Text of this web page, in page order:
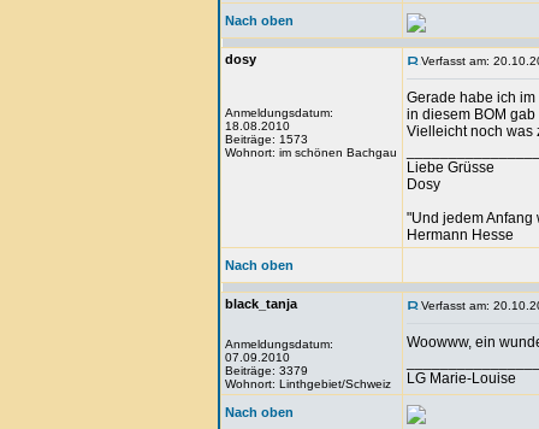
Nach oben
dosy
Anmeldungsdatum:
18.08.2010
Beiträge: 1573
Wohnort: im schönen Bachgau
Verfasst am:
Gerade habe ich
in diesem BOM
Vielleicht noch
Liebe Grüsse
Dosy
"Und jedem Anfang
Hermann Hesse
Nach oben
black_tanja
Anmeldungsdatum:
07.09.2010
Beiträge: 3379
Wohnort: Linthgebiet/Schweiz
Verfasst am:
Woowww, ein
LG Marie-Louise
Nach oben